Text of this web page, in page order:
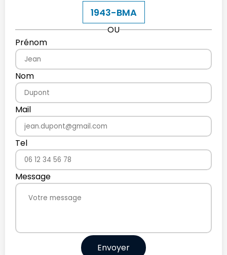
1943-BMA
OU
Prénom
Nom
Mail
Tel
Message
Envoyer